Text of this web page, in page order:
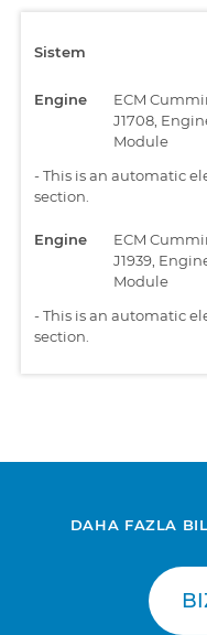
Sistem
Engine
ECM
J1708,
Module
-This is an automatic
section.
Engine
ECM
J1939,
Module
-This is an automatic
section.
DAHA FAZLA